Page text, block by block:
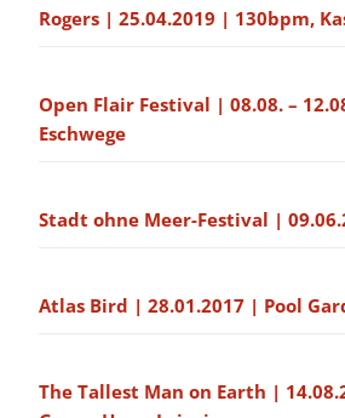
Rogers | 25.04.2019 | 130bpm,
Open Flair Festival | 08.08. –
Eschwege
Stadt ohne Meer-Festival |
Atlas Bird | 28.01.2017 | Pool
The Tallest Man on Earth |